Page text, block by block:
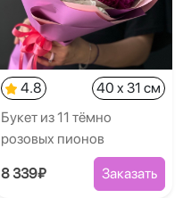
4.8
40 x 31 см
Букет из 11 тёмно
розовых пионов
8 339₽ Заказать